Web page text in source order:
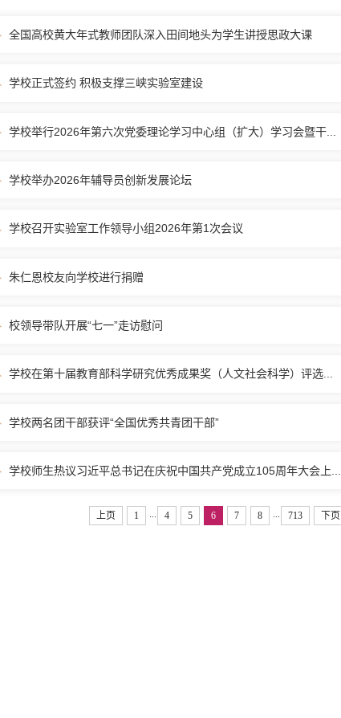
全国高校黄大年式教师团队深入田间地头为学生讲授思政大课
学校正式签约 积极支撑三峡实验室建设
学校举行2026年第六次党委理论学习中心组（扩大）学习会暨干...
学校举办2026年辅导员创新发展论坛
学校召开实验室工作领导小组2026年第1次会议
朱仁恩校友向学校进行捐赠
校领导带队开展“七一”走访慰问
学校在第十届教育部科学研究优秀成果奖（人文社会科学）评选...
学校两名团干部获评“全国优秀共青团干部”
学校师生热议习近平总书记在庆祝中国共产党成立105周年大会上...
上页 1 ... 4 5 6 7 8 ... 713 下页